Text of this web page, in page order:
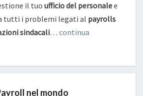
il tuo ufficio del personalee
tutti i problemi legati al payrolls
sindacali… continua
nel mondo